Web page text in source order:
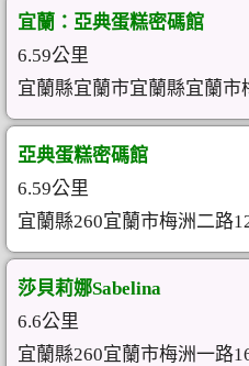
宜蘭：亞典蛋糕密碼館
6.59公里
宜蘭縣宜蘭市宜蘭縣宜蘭市
亞典蛋糕密碼館
6.59公里
宜蘭縣260宜蘭市梅洲二路
莎貝莉娜Sabelina
6.6公里
宜蘭縣260宜蘭市梅洲一路